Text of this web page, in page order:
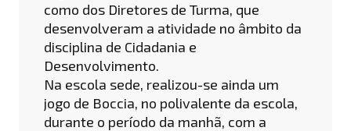
como dos Diretores de Turma, que
desenvolveram a atividade no âmbito da
disciplina de Cidadania e
Desenvolvimento.
Na escola sede, realizou-se ainda um
jogo de Boccia, no polivalente da escola,
durante o período da manhã, com a